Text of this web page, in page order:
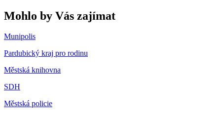
Mohlo by Vás zajímat
Munipolis
Pardubický kraj pro rodinu
Městská knihovna
SDH
Městská policie